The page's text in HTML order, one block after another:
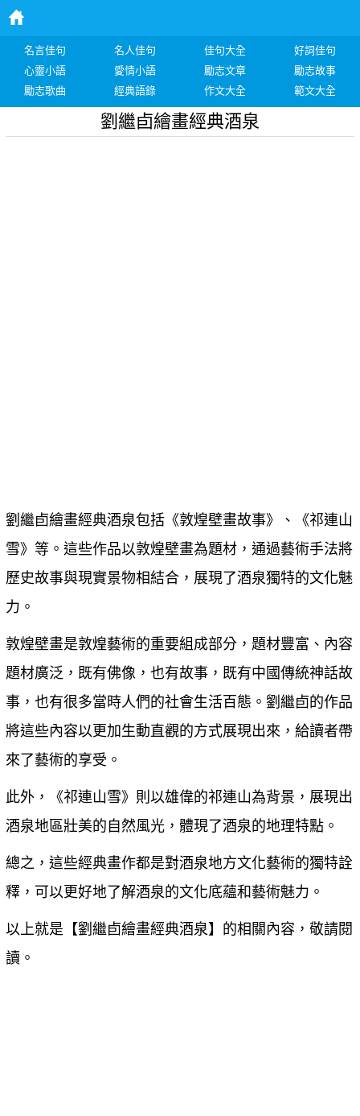
名言佳句 名人佳句 佳句大全
好詞佳句
心靈小語
愛情小語 勵志文章
勵志故事
勵志歌曲
經典語錄 作文大全 範文大全
劉繼卣繪畫經典酒泉
劉繼卣繪畫經典酒泉包括《敦煌壁畫故事》、《祁連山
雪》等 。這些作品以敦煌壁畫為題材，通過藝術手法將
歷史故事與現實景物相結合，展現了酒泉獨特的文化魅
力。
敦煌壁畫是敦煌藝術的重要組成部分，題材豐富、內容
題材廣泛，既有佛像，也有故事，既有中國傳統神話故
事，也有很多當時人們的社會生活百態。劉繼卣的作品
將這些內容以更加生動直觀的方式展現出來，給讀者帶
來了藝術的享受。
此外，《祁連山雪》則以雄偉的祁連山為背景，展現出
酒泉地區壯美的自然風光，體現了酒泉的地理特點。
總之，這些經典畫作都是對酒泉地方文化藝術的獨特詮
釋，可以更好地了解酒泉的文化底蘊和藝術魅力。
以上就是【劉繼卣繪畫經典酒泉】的相關內容，敬請閱
讀。